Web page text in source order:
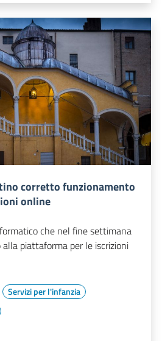
corretto funzionamento
online
che nel fine settimana
piattaforma per le iscrizioni
Servizi per l'infanzia